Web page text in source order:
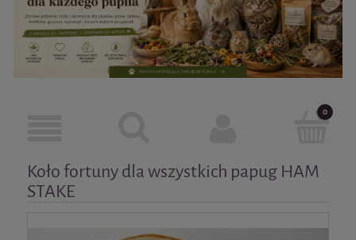
Koło fortuny dla wszystkich papug HAM
STAKE